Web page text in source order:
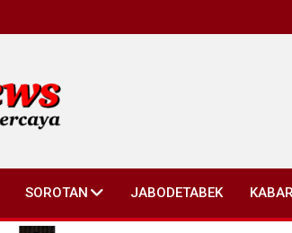
SOROTAN JABODETABEK